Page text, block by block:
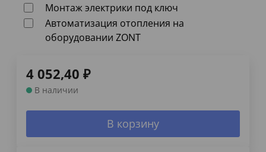
Монтаж электрики под ключ
Автоматизация отопления на
оборудовании ZONT
4 052,40 ₽
В наличии
В корзину